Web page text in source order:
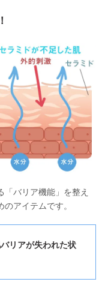
バリア機能」を整え
アイテムです。
リアが失われた状